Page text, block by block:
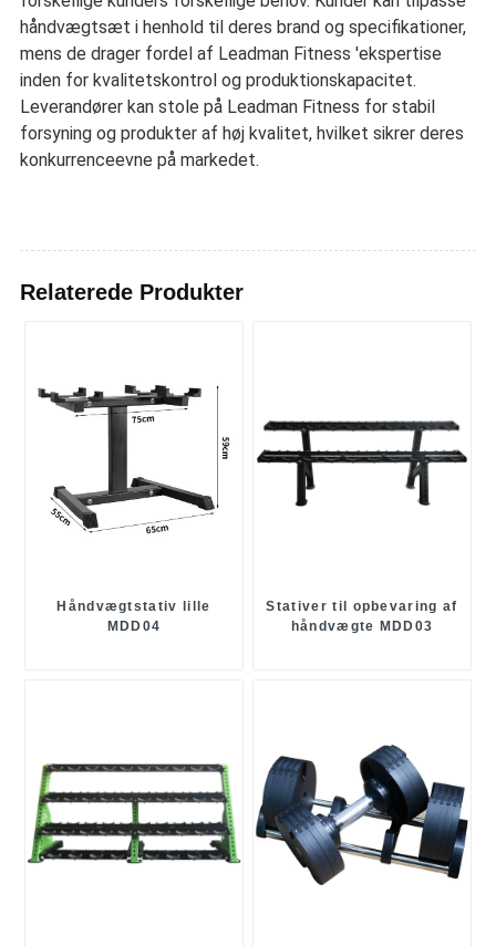
håndvægtsæt i henhold til deres brand og specifikationer,
mens de drager fordel af Leadman Fitness 'ekspertise
inden for kvalitetskontrol og produktionskapacitet.
Leverandører kan stole på Leadman Fitness for stabil
forsyning og produkter af høj kvalitet, hvilket sikrer deres
konkurrenceevne på markedet.
Relaterede Produkter
Håndvægtstativ lille
MDD04
Stativer til opbevaring af
håndvægte MDD03